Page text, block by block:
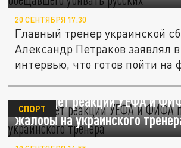
20 СЕНТЯБРЯ 17:30
Главный тренер украинской
Александр Петраков заявлял
интервью, что готов пойти на
РФС ждет реакции УЕФА и
жалобы на украинского
СПОРТ